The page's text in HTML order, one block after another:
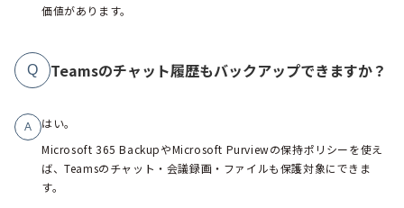
価値があります。
Q Teamsのチャット履歴もバックアップできますか？
A
はい。
Microsoft 365 BackupやMicrosoft Purviewの保持ポリシーを使え
ば、Teamsのチャット・会議録画・ファイルも保護対象にできま
す。